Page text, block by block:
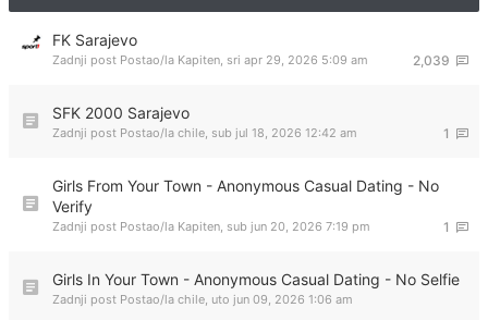
FK Sarajevo
2,039
Zadnji post Postao/la Kapiten, sri apr 29, 2026 5:09 am
SFK 2000 Sarajevo
1
Zadnji post Postao/la chile, sub jul 18, 2026 12:42 am
Girls From Your Town - Anonymous Casual Dating - No
Verify
1
Zadnji post Postao/la Kapiten, sub jun 20, 2026 7:19 pm
Girls In Your Town - Anonymous Casual Dating - No Selfie
Zadnji post Postao/la chile, uto jun 09, 2026 1:06 am